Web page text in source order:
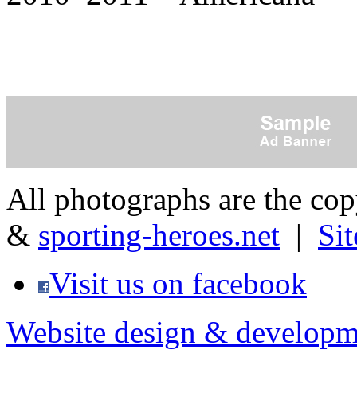
All photographs are the
& sporting-heroes.net |
Visit us on facebook
Website design &